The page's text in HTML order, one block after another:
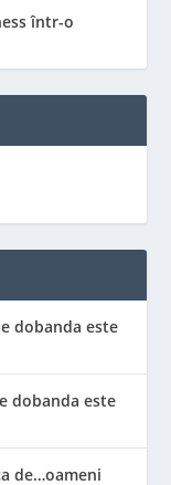
într-o
dobanda este
dobanda este
de…oameni